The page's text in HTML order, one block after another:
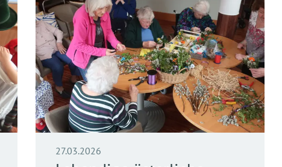
27.03.2026